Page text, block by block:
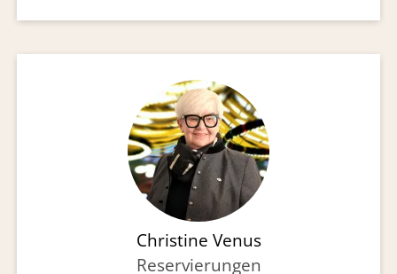
Christine Venus
Reservierungen